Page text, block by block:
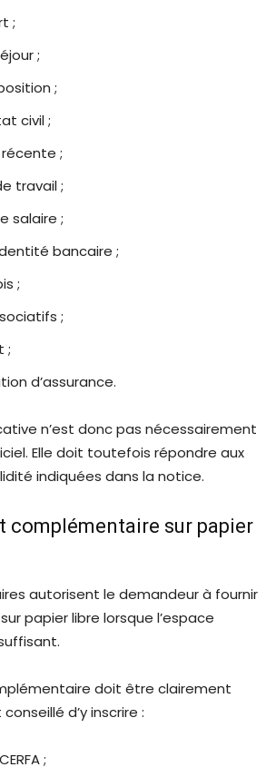
;
;
;
civil ;
;
travail ;
salaire ;
bancaire ;
;
;
;
d’assurance.
n’est donc pas nécessairement
Elle doit toutefois répondre aux
indiquées dans la notice.
complémentaire sur papier
autorisent le demandeur à fournir
papier libre lorsque l’espace
doit être clairement
d’y inscrire :
;